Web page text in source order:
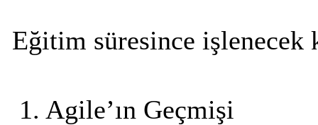
Eğitim süresince işlenecek
1. Agile’ın Geçmişi